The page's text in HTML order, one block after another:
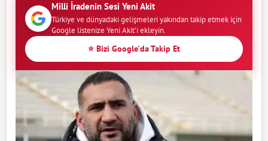
Milli İradenin Sesi Yeni Akit
Türkiye ve dünyadaki gelişmeleri yakından takip etmek için
Google listenize Yeni Akit'i ekleyin.
⭐ Bizi Google'da Takip Et